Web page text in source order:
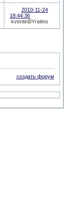
2010-11-24
18:44:36
kventinBYratino
создать форум